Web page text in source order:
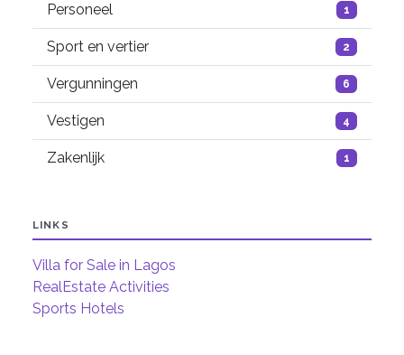
Personeel 1
Sport en vertier 2
Vergunningen 6
Vestigen 4
Zakenlijk 1
LINKS
Villa for Sale in Lagos
RealEstate Activities
Sports Hotels